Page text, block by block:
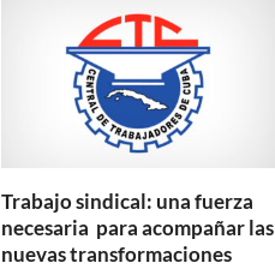
Trabajo sindical: una fuerza
necesaria para acompañar las
nuevas transformaciones